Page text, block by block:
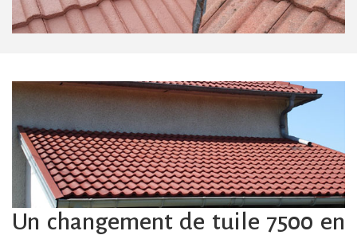
Un changement de tuile 7500 en